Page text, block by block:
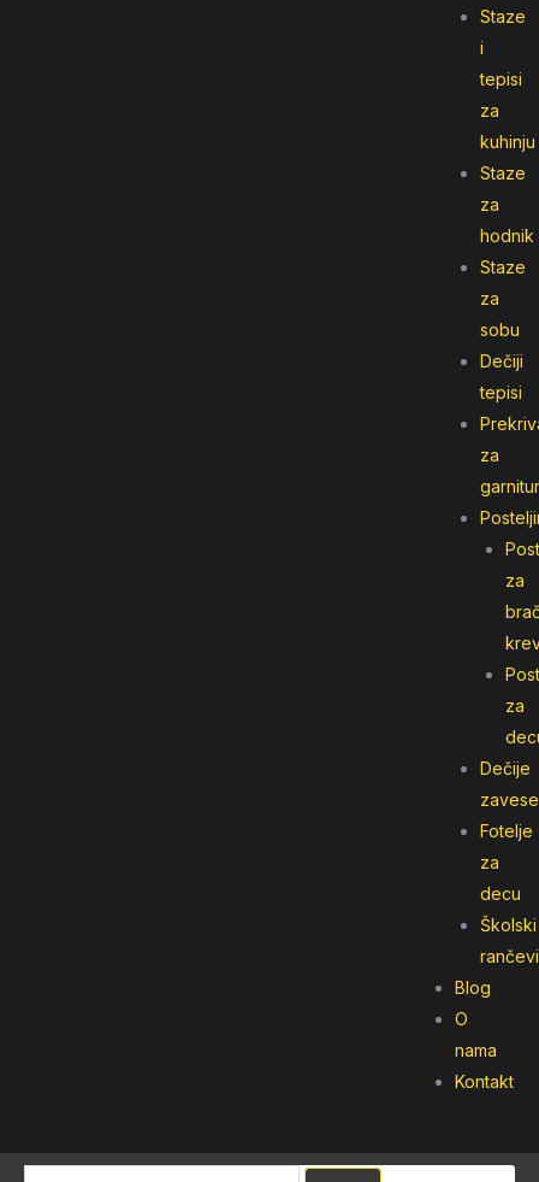
Staze
i
tepisi
za
kuhinju
Staze
za
hodnik
Staze
za
sobu
Dečiji
tepisi
za
za
za
Dečije
zavese
Fotelje
za
decu
Školski
rančevi
Blog
O
nama
Kontakt
Pretraga